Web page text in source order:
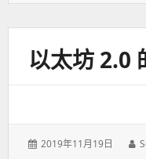
以太坊 2.0
发
2019年11月19日